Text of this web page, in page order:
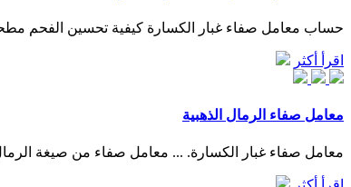
حساب معامل صفاء غبار الكسارة كيفية تحسين الفحم مطحنة صفاء قائمة بعناوين
اقرأ أكثر
معامل صفاء الرمال الذهبية
معامل صفاء غبار الكسارة. ... معامل صفاء من صيغة الرمال ممارسة الل تختلف عن عينة من